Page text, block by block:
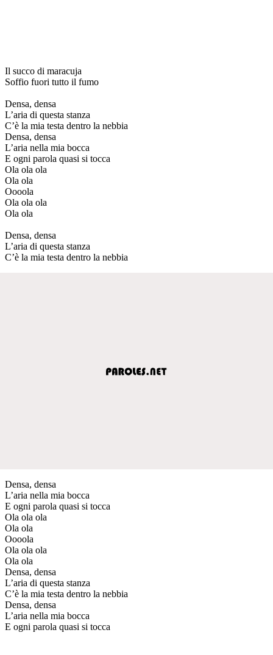
Il succo di maracuja
Soffio fuori tutto il fumo
Densa, densa
L’aria di questa stanza
C’è la mia testa dentro la nebbia
Densa, densa
L’aria nella mia bocca
E ogni parola quasi si tocca
Ola ola ola
Ola ola
Oooola
Ola ola ola
Ola ola
Densa, densa
L’aria di questa stanza
C’è la mia testa dentro la nebbia
Densa, densa
L’aria nella mia bocca
E ogni parola quasi si tocca
Ola ola ola
Ola ola
Oooola
Ola ola ola
Ola ola
Densa, densa
L’aria di questa stanza
C’è la mia testa dentro la nebbia
Densa, densa
L’aria nella mia bocca
E ogni parola quasi si tocca